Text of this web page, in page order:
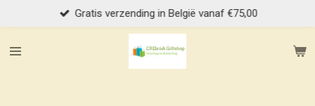
direct
naar
Gratis verzending in België vanaf €75,00